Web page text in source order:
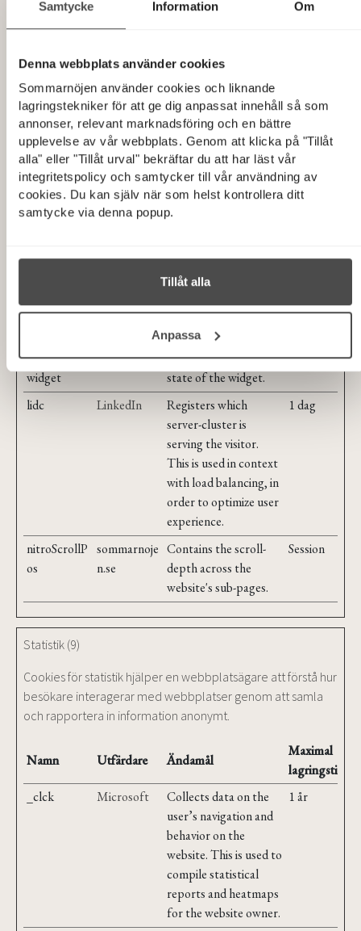
Samtycke Information Om
Denna webbplats använder cookies
Sommarnöjen använder cookies och liknande
lagringstekniker för att ge dig anpassat innehåll så som
annonser, relevant marknadsföring och en bättre
upplevelse av vår webbplats. Genom att klicka på "Tillåt
alla" eller "Tillåt urval" bekräftar du att har läst vår
integritetspolicy och samtycker till vår användning av
cookies. Du kan själv när som helst kontrollera ditt
samtycke via denna popup.
Tillåt alla
Anpassa
optimize the chat-box
imbox-
search
Imbox
Saves information of
actions that have been
carried out by the user
during the current
visit to the website,
including searches
with keywords
included.
visits, in order to
optimize the chat-box
function on the
website.
imbox-
widget
Imbox
Used to record the
state of the widget.
Session
lidc LinkedIn
Registers which
server-cluster is
serving the visitor.
This is used in context
with load balancing, in
order to optimize user
experience.
1 dag
nitroScrollP
os
sommarnoje
n.se
Contains the scroll-
depth across the
website's sub-pages.
Session
Statistik (9)
Cookies för statistik hjälper en webbplatsägare att förstå hur
besökare interagerar med webbplatser genom att samla
och rapportera in information anonymt.
Namn Utfärdare Ändamål
Maximal
lagringstid
_clck
Microsoft
Collects data on the
user’s navigation and
behavior on the
website. This is used to
compile statistical
reports and heatmaps
for the website owner.
1 år